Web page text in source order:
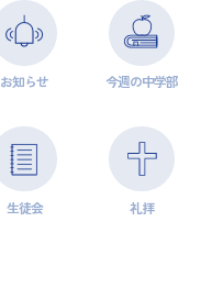
お知らせ 今週の中学部
生徒会 礼拝